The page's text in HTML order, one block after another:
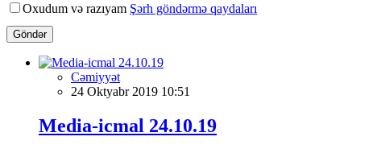
Oxudum və razıyam Şərh göndərmə qaydaları
Göndər
Cəmiyyət
24 Oktyabr 2019 10:51
Media-icmal 24.10.19